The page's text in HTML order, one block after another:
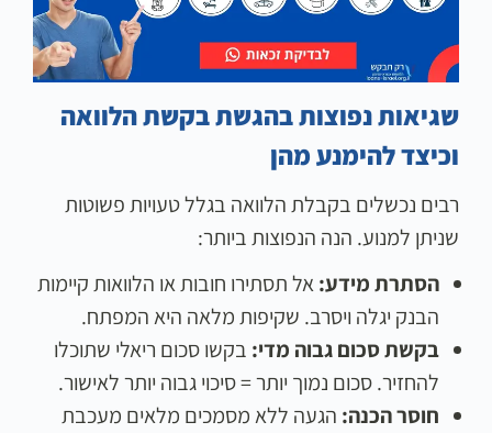
שגיאות נפוצות בהגשת בקשת הלוואה
וכיצד להימנע מהן
רבים נכשלים בקבלת הלוואה בגלל טעויות פשוטות
שניתן למנוע. הנה הנפוצות ביותר:
הסתרת מידע:אל תסתירו חובות או הלוואות קיימות
הבנק יגלה ויסרב. שקיפות מלאה היא המפתח.
בקשת סכום גבוה מדי: בקשו סכום ריאלי שתוכלו
להחזיר. סכום נמוך יותר = סיכוי גבוה יותר לאישור.
חוסר הכנה: הגעה ללא מסמכים מלאים מעכבת